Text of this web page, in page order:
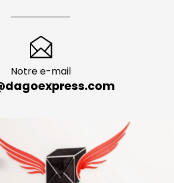
Notre e-mail